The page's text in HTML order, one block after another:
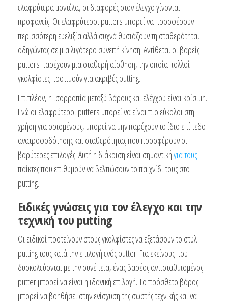
ελαφρύτερα μοντέλα, οι διαφορές στον έλεγχο γίνονται
προφανείς. Οι ελαφρύτεροι putters μπορεί να προσφέρουν
περισσότερη ευελιξία αλλά συχνά θυσιάζουν τη σταθερότητα,
οδηγώντας σε μια λιγότερο συνεπή κίνηση. Αντίθετα, οι βαρείς
putters παρέχουν μια σταθερή αίσθηση, την οποία πολλοί
γκολφίστες προτιμούν για ακριβές putting.
Επιπλέον, η ισορροπία μεταξύ βάρους και ελέγχου είναι κρίσιμη.
Ενώ οι ελαφρύτεροι putters μπορεί να είναι πιο εύκολοι στη
χρήση για ορισμένους, μπορεί να μην παρέχουν το ίδιο επίπεδο
ανατροφοδότησης και σταθερότητας που προσφέρουν οι
βαρύτερες επιλογές. Αυτή η διάκριση είναι σημαντικήγια τους
παίκτες που επιθυμούν να βελτιώσουν το παιχνίδι τους στο
putting.
Ειδικές γνώσεις για τον έλεγχο και την
τεχνική του putting
Οι ειδικοί προτείνουν στους γκολφίστες να εξετάσουν το στυλ
putting τους κατά την επιλογή ενός putter. Για εκείνους που
δυσκολεύονται με την συνέπεια, ένας βαρέος αντισταθμισμένος
putter μπορεί να είναι η ιδανική επιλογή. Το πρόσθετο βάρος
μπορεί να βοηθήσει στην ενίσχυση της σωστής τεχνικής και να